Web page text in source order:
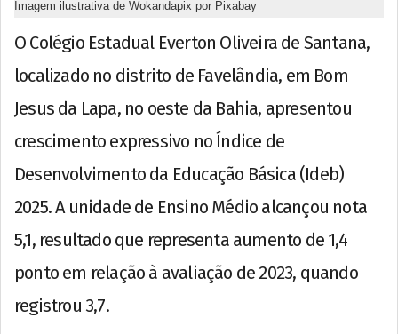
Imagem ilustrativa de Wokandapix por Pixabay
O Colégio Estadual Everton Oliveira de Santana,
localizado no distrito de Favelândia, em Bom
Jesus da Lapa, no oeste da Bahia, apresentou
crescimento expressivo no Índice de
Desenvolvimento da Educação Básica (Ideb)
2025. A unidade de Ensino Médio alcançou nota
5,1, resultado que representa aumento de 1,4
ponto em relação à avaliação de 2023, quando
registrou 3,7.